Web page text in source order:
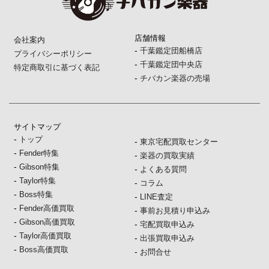
会社案内
プライバシーポリシー
特定商取引に基づく表記
店舗情報
- 千葉鑑定団船橋店
- 千葉鑑定団中央店
- チバカン楽器の売場
サイトマップ
- トップ
- Fender特集
-Gibson特集
-Taylor特集
- Boss特集
- Fender高価買取
-Gibson高価買取
-Taylor高価買取
- Boss高価買取
- 東京宅配買取センター
- 楽器の買取実績
- よくある質問
- コラム
- LINE査定
- 事前お見積り申込み
- 宅配買取申込み
- 出張買取申込み
- お問合せ